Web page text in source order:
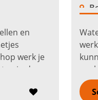
en
werk je
in de